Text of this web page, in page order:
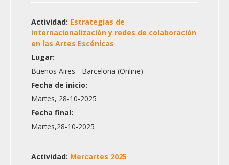
Actividad: Estrategias de
internacionalización y redes de colaboración
en las Artes Escénicas
Lugar:
Buenos Aires - Barcelona (Online)
Fecha de inicio:
Martes, 28-10-2025
Fecha final:
Martes,28-10-2025
Actividad: Mercartes 2025